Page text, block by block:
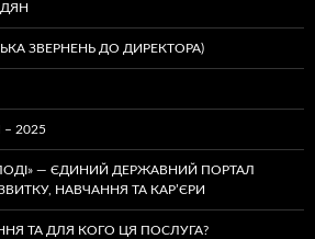
ЗВЕРНЕНЬ ДО ДИРЕКТОРА)
2025
— ЄДИНИЙ ДЕРЖАВНИЙ ПОРТАЛ
НАВЧАННЯ ТА КАР’ЄРИ
ТА ДЛЯ КОГО ЦЯ ПОСЛУГА?